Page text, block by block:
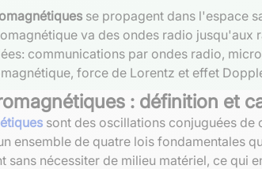
se propagent dans l'espace
va des ondes radio
communications par ondes radio,
force de Lorentz et effet
: définition et
sont des oscillations conjuguées
ensemble de quatre lois fondamentales
sans nécessiter de milieu matériel, ce